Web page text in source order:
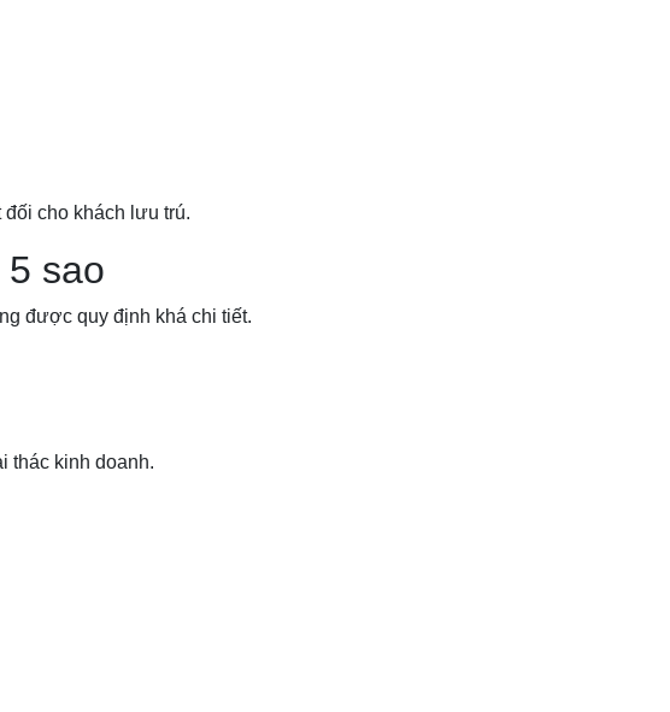
cho khách lưu trú.
sao
được quy định khá chi tiết.
thác kinh doanh.